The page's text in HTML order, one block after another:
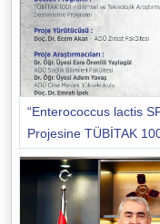
“Enterococcus lactis
Projesine TÜBİTAK